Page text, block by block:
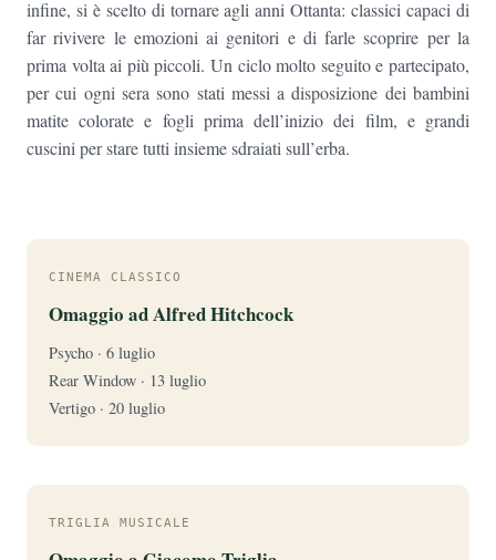
infine, si è scelto di tornare agli anni Ottanta: classici capaci di
far rivivere le emozioni ai genitori e di farle scoprire per la
prima volta ai più piccoli. Un ciclo molto seguito e partecipato,
per cui ogni sera sono stati messi a disposizione dei bambini
matite colorate e fogli prima dell’inizio dei film, e grandi
cuscini per stare tutti insieme sdraiati sull’erba.
CINEMA CLASSICO
Omaggio ad Alfred Hitchcock
Psycho · 6 luglio
Rear Window · 13 luglio
Vertigo · 20 luglio
TRIGLIA MUSICALE